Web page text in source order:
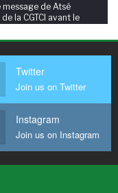
de Atsé
la CGTCI avant le
Irié Bi Gohouré
de Koumassi à la
des élections de
des livres à vos
Twitter
Join us on Twitter
Instagram
Join us on Instagram